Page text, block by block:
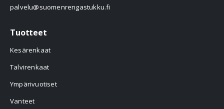
palvelu@suomenrengastukku.fi
Tuotteet
Kesärenkaat
Talvirenkaat
Ympärivuotiset
Vanteet